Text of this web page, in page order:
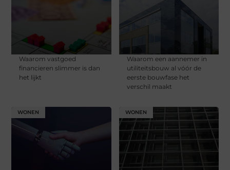
Waarom vastgoed
financieren slimmer is dan
het lijkt
Waarom een aannemer in
utiliteitsbouw al vóór de
eerste bouwfase het
verschil maakt
WONEN WONEN